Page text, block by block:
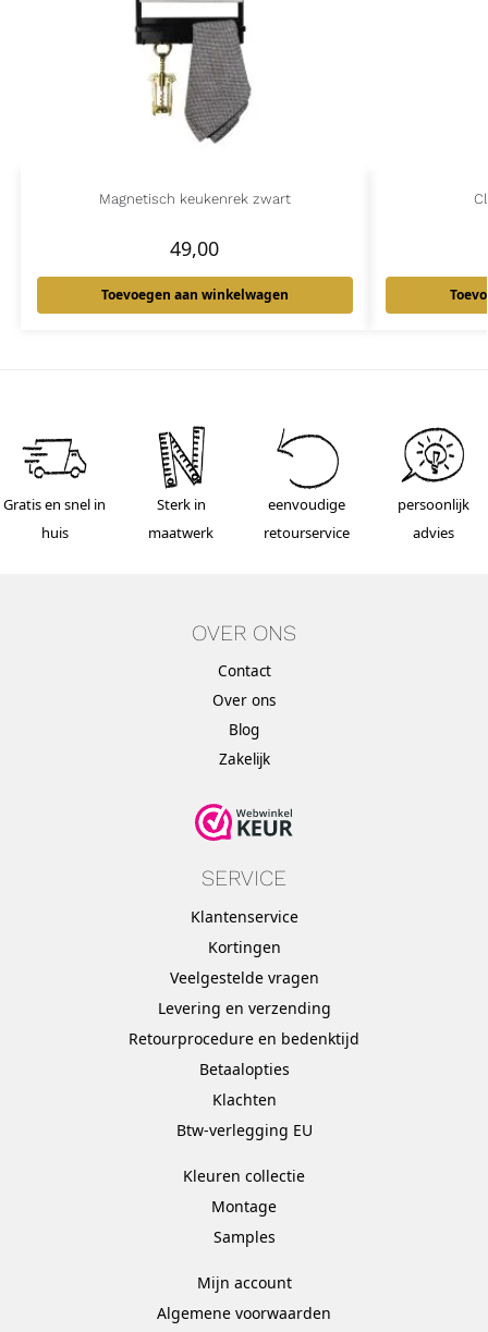
Magnetisch keukenrek zwart
49,00
Toevoegen aan winkelwagen
Gratis en snel in
huis
Sterk in
maatwerk
eenvoudige
retourservice
persoonlijk
advies
OVER ONS
Contact
Over ons
Blog
Zakelijk
SERVICE
Klantenservice
Kortingen
Veelgestelde vragen
Levering en verzending
Retourprocedure en bedenktijd
Betaalopties
Klachten
Btw-verlegging EU
Kleuren collectie
Montage
Samples
Mijn account
Algemene voorwaarden